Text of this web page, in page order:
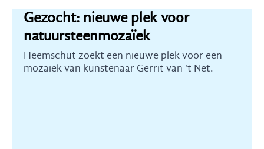
Gezocht: nieuwe plek voor
natuursteenmozaïek
Heemschut zoekt een nieuwe plek voor een
mozaïek van kunstenaar Gerrit van 't Net.